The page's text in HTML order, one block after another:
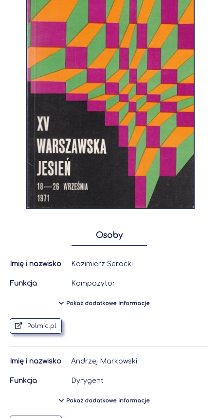
Osoby
Imię i nazwisko Kazimierz Serocki
Funkcja Kompozytor
Pokaż dodatkowe informacje
Polmic.pl
Imię i nazwisko Andrzej Markowski
Funkcja Dyrygent
Pokaż dodatkowe informacje